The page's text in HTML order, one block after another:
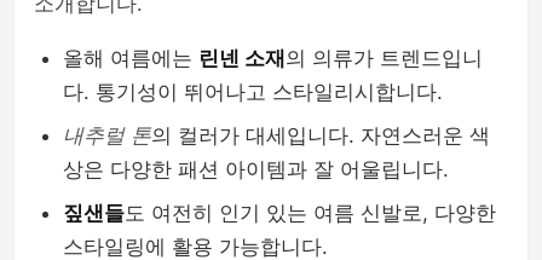
올해 여름에는 린넨 소재 의 의류가 트렌드입니
다. 통기성이 뛰어나고 스타일리시합니다.
내추럴 톤의 컬러가 대세입니다. 자연스러운 색
상은 다양한 패션 아이템과 잘 어울립니다.
짚샌들도 여전히 인기 있는 여름 신발로, 다양한
스타일링에 활용 가능합니다.